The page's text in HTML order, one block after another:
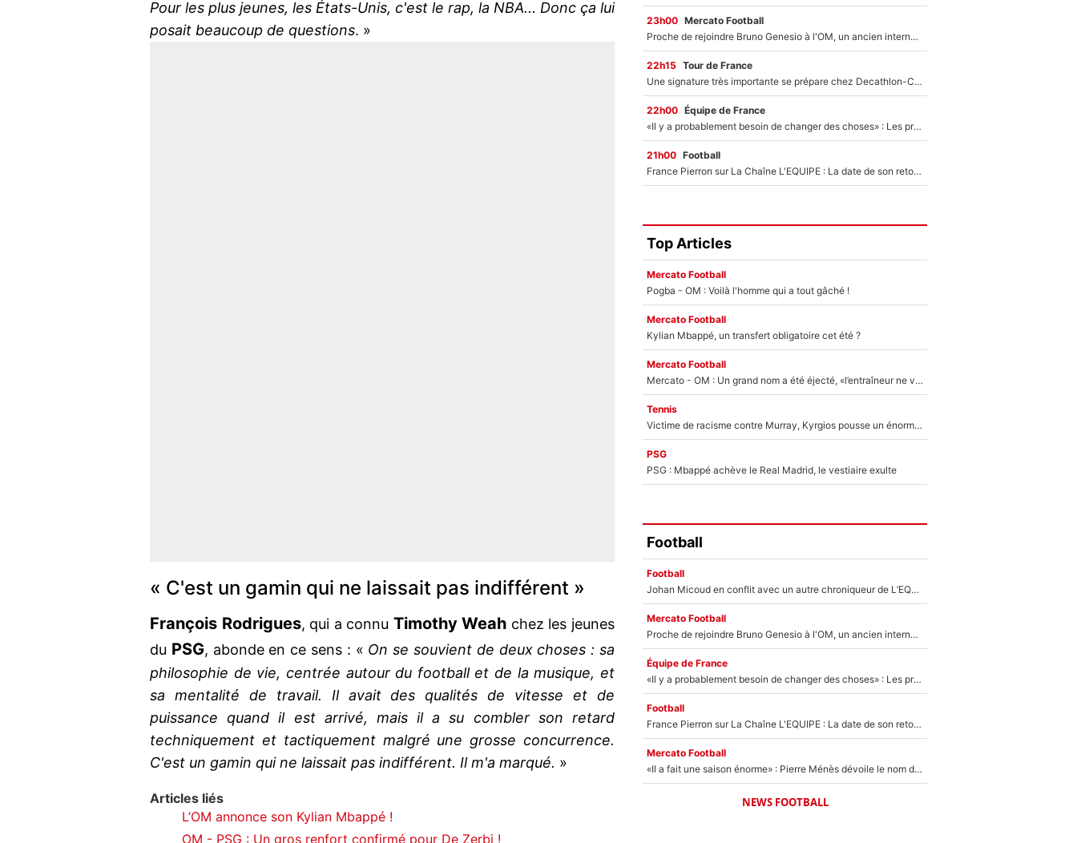
Pour les plus jeunes, les États-Unis, c'est le rap, la NBA... Donc ça lui
posait beaucoup de questions. »
« C'est un gamin qui ne laissait pas indifférent »
François Rodrigues, qui a connu Timothy Weah chez les jeunes
du PSG, abonde en ce sens : « On se souvient de deux choses : sa
philosophie de vie, centrée autour du football et de la musique, et
sa mentalité de travail. Il avait des qualités de vitesse et de
puissance quand il est arrivé, mais il a su combler son retard
techniquement et tactiquement malgré une grosse concurrence.
C'est un gamin qui ne laissait pas indifférent. Il m'a marqué. »
Articles liés
L’OM annonce son Kylian Mbappé !
OM - PSG : Un gros renfort confirmé pour De Zerbi !
23h00 Mercato Football
Proche de rejoindre Bruno Genesio à l'OM, un ancien international français va finalement débarquer... sur RMC !
22h15 Tour de France
Une signature très importante se prépare chez Decathlon-CMA CGM pour aider Paul Seixas à gagner le Tour de France 2027
22h00 Équipe de France
«Il y a probablement besoin de changer des choses» : Les premiers changements de Zinedine Zidane en équipe de France sont révélés ?
21h00 Football
France Pierron sur La Chaîne L'EQUIPE : La date de son retour dans L'EQUIPE de Choc est connue... et c'était très attendu
Top Articles
Mercato Football
Pogba - OM : Voilà l'homme qui a tout gâché !
Mercato Football
Kylian Mbappé, un transfert obligatoire cet été ?
Mercato Football
Mercato - OM : Un grand nom a été éjecté, «l’entraîneur ne voulait pas me conserver»
Tennis
Victime de racisme contre Murray, Kyrgios pousse un énorme coup de gueule !
PSG
PSG : Mbappé achève le Real Madrid, le vestiaire exulte
Football
Football
Johan Micoud en conflit avec un autre chroniqueur de L’EQUIPE du Soir : «Pendant un moment, je ne les ai pas remis ensemble dans l'émission»
Mercato Football
Proche de rejoindre Bruno Genesio à l'OM, un ancien international français va finalement débarquer... sur RMC !
Équipe de France
«Il y a probablement besoin de changer des choses» : Les premiers changements de Zinedine Zidane en équipe de France sont révélés ?
Football
France Pierron sur La Chaîne L'EQUIPE : La date de son retour dans L'EQUIPE de Choc est connue... et c'était très attendu
Mercato Football
«Il a fait une saison énorme» : Pierre Ménès dévoile le nom du joueur que l’OM devait absolument recruter cet été, l’IA valide la piste !
NEWS FOOTBALL